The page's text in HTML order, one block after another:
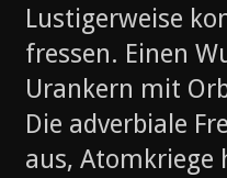
Lustigerweise
fressen. Einen
Urankern mit
Die adverbiale
aus,